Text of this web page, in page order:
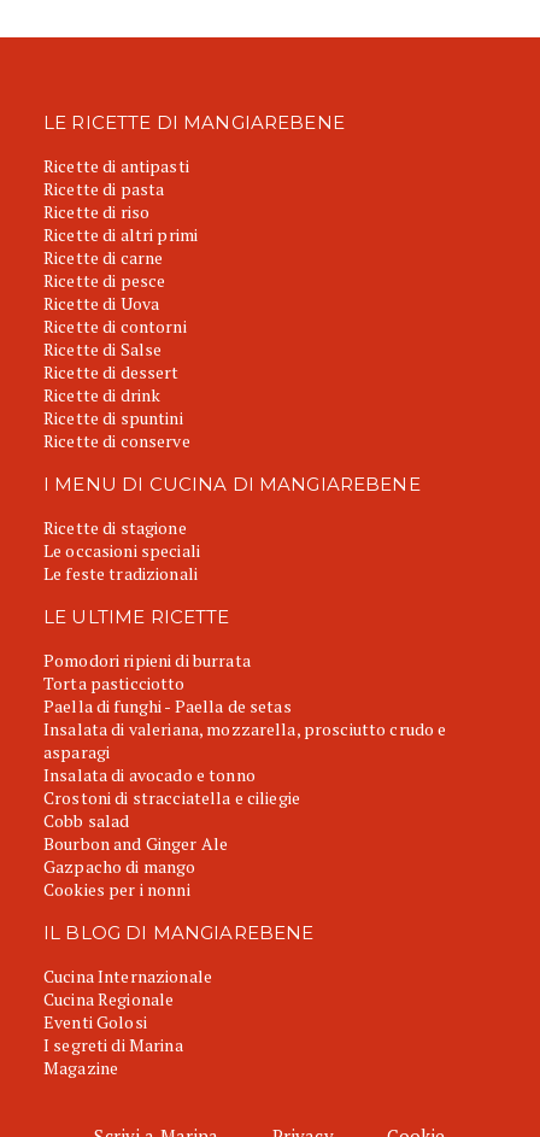
LE RICETTE DI MANGIAREBENE
Ricette di antipasti
Ricette di pasta
Ricette di riso
Ricette di altri primi
Ricette di carne
Ricette di pesce
Ricette di Uova
Ricette di contorni
Ricette di Salse
Ricette di dessert
Ricette di drink
Ricette di spuntini
Ricette di conserve
I MENU DI CUCINA DI MANGIAREBENE
Ricette di stagione
Le occasioni speciali
Le feste tradizionali
LE ULTIME RICETTE
Pomodori ripieni di burrata
Torta pasticciotto
Paella di funghi - Paella de setas
Insalata di valeriana, mozzarella, prosciutto crudo e
asparagi
Insalata di avocado e tonno
Crostoni di stracciatella e ciliegie
Cobb salad
Bourbon and Ginger Ale
Gazpacho di mango
Cookies per i nonni
IL BLOG DI MANGIAREBENE
Cucina Internazionale
Cucina Regionale
Eventi Golosi
I segreti di Marina
Magazine